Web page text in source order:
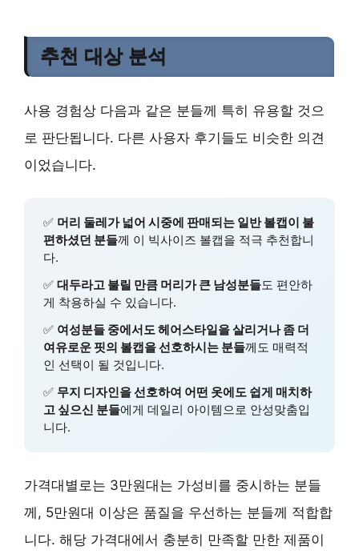
추천 대상 분석
사용 경험상 다음과 같은 분들께 특히 유용할 것으
로 판단됩니다. 다른 사용자 후기들도 비슷한 의견
이었습니다.
✅ 머리 둘레가 넓어 시중에 판매되는 일반 볼캡이 불
편하셨던 분들께 이 빅사이즈 볼캡을 적극 추천합니
다.
✅ 대두라고 불릴 만큼 머리가 큰 남성분들도 편안하
게 착용하실 수 있습니다.
✅ 여성분들 중에서도 헤어스타일을 살리거나 좀 더
여유로운 핏의 볼캡을 선호하시는 분들께도 매력적
인 선택이 될 것입니다.
✅ 무지 디자인을 선호하여 어떤 옷에도 쉽게 매치하
고 싶으신 분들에게 데일리 아이템으로 안성맞춤입
니다.
가격대별로는 3만원대는 가성비를 중시하는 분들
께, 5만원대 이상은 품질을 우선하는 분들께 적합합
니다. 해당 가격대에서 충분히 만족할 만한 제품이